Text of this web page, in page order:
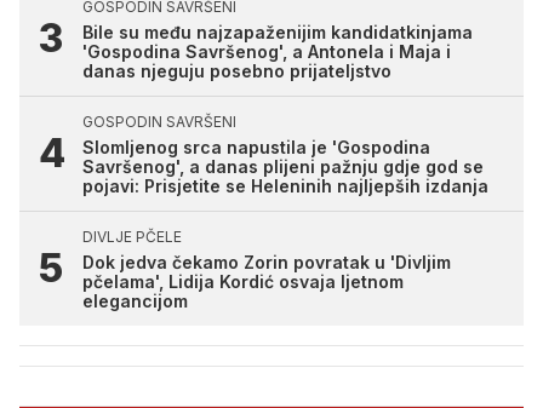
GOSPODIN SAVRŠENI
Bile su među najzapaženijim kandidatkinjama
'Gospodina Savršenog', a Antonela i Maja i
danas njeguju posebno prijateljstvo
GOSPODIN SAVRŠENI
Slomljenog srca napustila je 'Gospodina
Savršenog', a danas plijeni pažnju gdje god se
pojavi: Prisjetite se Heleninih najljepših izdanja
DIVLJE PČELE
Dok jedva čekamo Zorin povratak u 'Divljim
pčelama', Lidija Kordić osvaja ljetnom
elegancijom